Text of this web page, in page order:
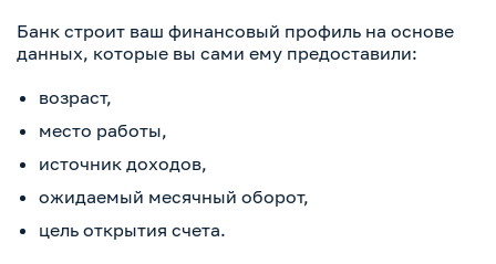
Банк строит ваш финансовый профиль на основе
данных, которые вы сами ему предоставили:
возраст,
место работы,
источник доходов,
ожидаемый месячный оборот,
цель открытия счета.